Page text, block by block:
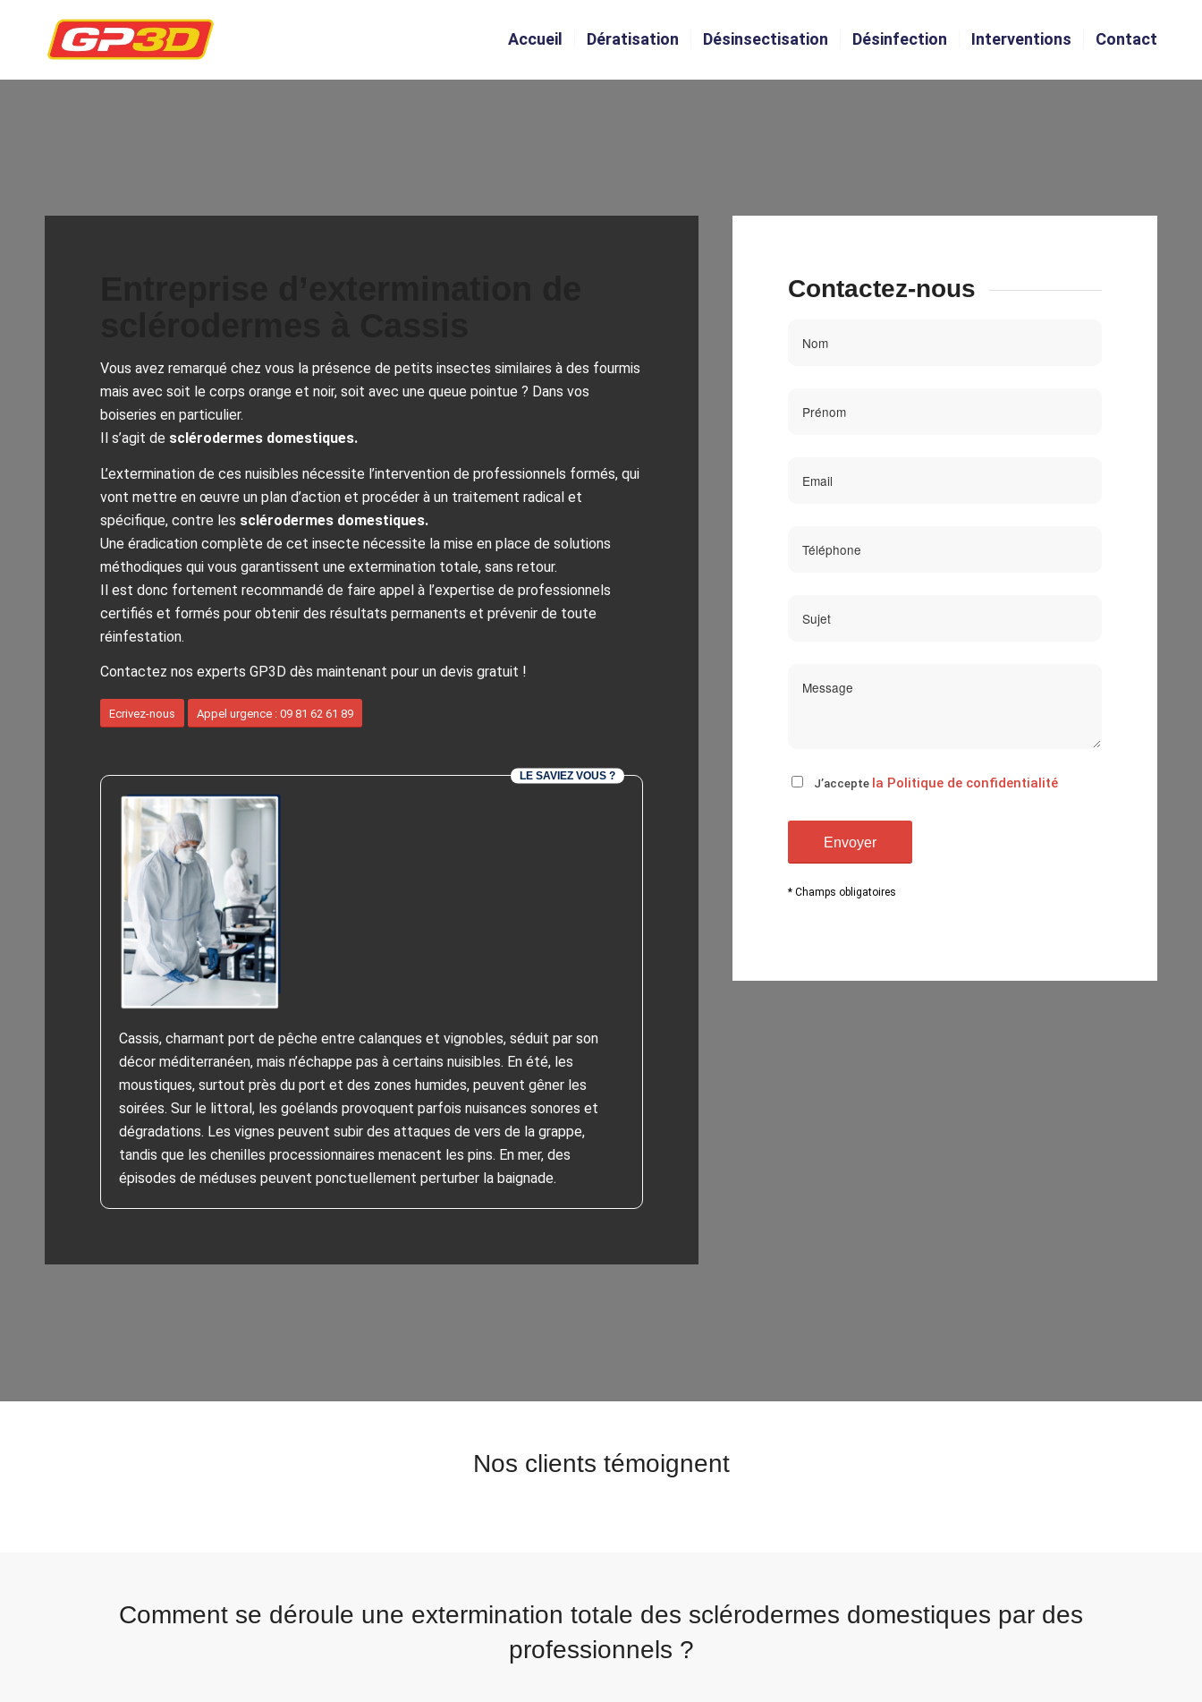
Accueil Dératisation Désinsectisation Désinfection Interventions Contact
Vous avez remarqué chez vous la présence de petits insectes similaires à des fourmis
mais avec soit le corps orange et noir, soit avec une queue pointue ? Dans vos
boiseries en particulier.
Il s’agit de sclérodermes domestiques.
L’extermination de ces nuisibles nécessite l’intervention de professionnels formés, qui
vont mettre en œuvre un plan d’action et procéder à un traitement radical et
spécifique, contre les sclérodermes domestiques.
Une éradication complète de cet insecte nécessite la mise en place de solutions
méthodiques qui vous garantissent une extermination totale, sans retour.
Il est donc fortement recommandé de faire appel à l’expertise de professionnels
certifiés et formés pour obtenir des résultats permanents et prévenir de toute
réinfestation.
Contactez nos experts GP3D dès maintenant pour un devis gratuit !
Ecrivez-nous Appel urgence : 09 81 62 61 89
LE SAVIEZ VOUS ?
Cassis, charmant port de pêche entre calanques et vignobles, séduit par son
décor méditerranéen, mais n’échappe pas à certains nuisibles. En été, les
moustiques, surtout près du port et des zones humides, peuvent gêner les
soirées. Sur le littoral, les goélands provoquent parfois nuisances sonores et
dégradations. Les vignes peuvent subir des attaques de vers de la grappe,
tandis que les chenilles processionnaires menacent les pins. En mer, des
épisodes de méduses peuvent ponctuellement perturber la baignade.
Contactez-nous
J’accepte la Politique de confidentialité
* Champs obligatoires
Nos clients témoignent
Comment se déroule une extermination totale des sclérodermes domestiques par des
professionnels ?